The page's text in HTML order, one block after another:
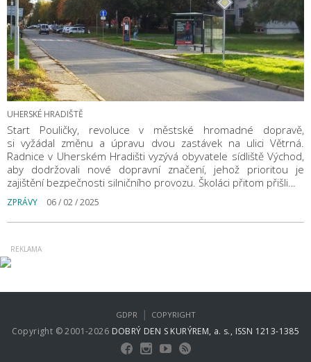
UHERSKÉ HRADIŠTĚ
Start Pouličky, revoluce v městské hromadné dopravě,
si vyžádal změnu a úpravu dvou zastávek na ulici Větrná.
Radnice v Uherském Hradišti vyzývá obyvatele sídliště Východ,
aby dodržovali nové dopravní značení, jehož prioritou je
zajištění bezpečnosti silničního provozu. Školáci přitom přišli…
ZPRÁVY 06 / 02 / 2025
Copyright © 2001-2026 DOBRÝ DEN S KURÝREM, a. s., ISSN 1213-1385
GDPR | COPYRIGHT